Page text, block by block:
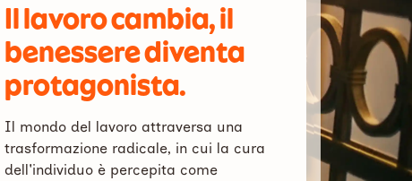
Il lavoro cambia, il
benessere diventa
protagonista.
Il mondo del lavoro attraversa una
trasformazione radicale, in cui la cura
dell'individuo è percepita come